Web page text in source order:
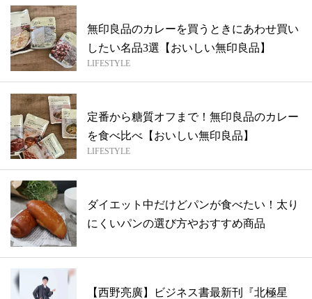
無印良品のカレーを買うときにあわせ買い
したい名品3選【おいしい無印良品】
LIFESTYLE
定番から糖質オフまで！無印良品のカレー
を食べ比べ【おいしい無印良品】
LIFESTYLE
ダイエット中だけどパンが食べたい！太り
にくいパンの選び方やおすすめ商品
【西野亮廣】ビジネス書最新刊『北極星